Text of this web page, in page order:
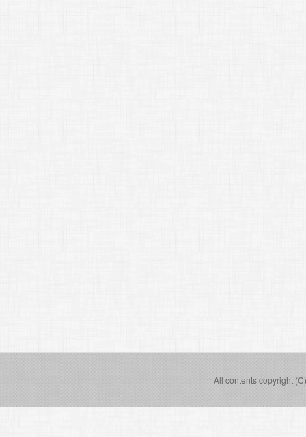
All contents copyright